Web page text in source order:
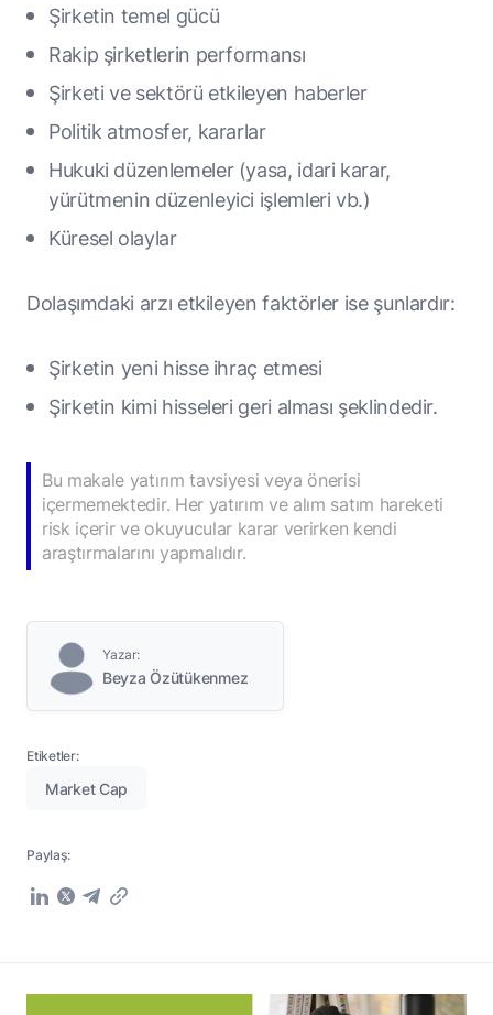
Paylaş:
Şirketin temel gücü
Rakip şirketlerin performansı
Şirketi ve sektörü etkileyen haberler
Politik atmosfer, kararlar
Hukuki düzenlemeler (yasa, idari karar,
yürütmenin düzenleyici işlemleri vb.)
Küresel olaylar
Dolaşımdaki arzı etkileyen faktörler ise şunlardır:
Şirketin yeni hisse ihraç etmesi
Şirketin kimi hisseleri geri alması şeklindedir.
Bu makale yatırım tavsiyesi veya önerisi
içermemektedir. Her yatırım ve alım satım hareketi
risk içerir ve okuyucular karar verirken kendi
araştırmalarını yapmalıdır.
Yazar:
Beyza Özütükenmez
Etiketler:
Market Cap